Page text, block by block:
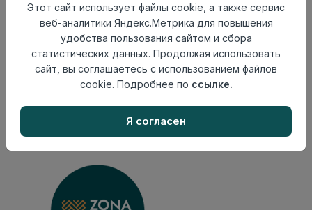
Осталось40 шт
Добавить в корзину
Внимание! Внешний вид товара может отличаться от
представленного на настоящем сайте. Проверяйте
наличие необходимых характеристик и комплектации
Этот сайт использует файлы cookie, а также сервис
веб-аналитики Яндекс.Метрика для повышения
удобства пользования сайтом и сбора
статистических данных. Продолжая использовать
сайт, вы соглашаетесь с использованием файлов
cookie. Подробнее по ссылке.
Я согласен